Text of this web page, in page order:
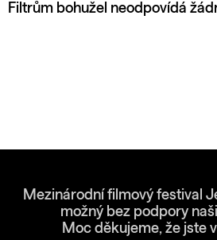
Filtrům bohužel neodpovídá
Mezinárodní filmový festival
možný bez podpory
Moc děkujeme, že jste